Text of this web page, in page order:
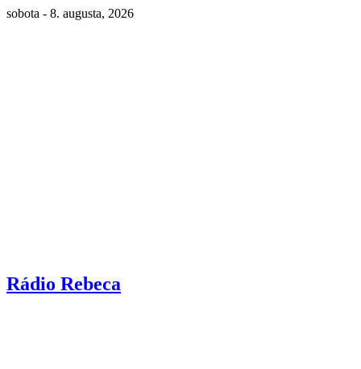
sobota - 8. augusta, 2026
Rádio Rebeca